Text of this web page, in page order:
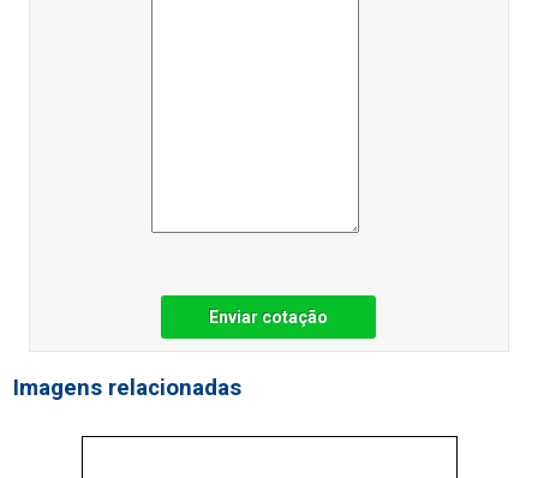
Enviar cotação
Imagens relacionadas